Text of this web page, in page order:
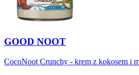
GOOD NOOT
CocoNoot Crunchy - krem z kokosem i